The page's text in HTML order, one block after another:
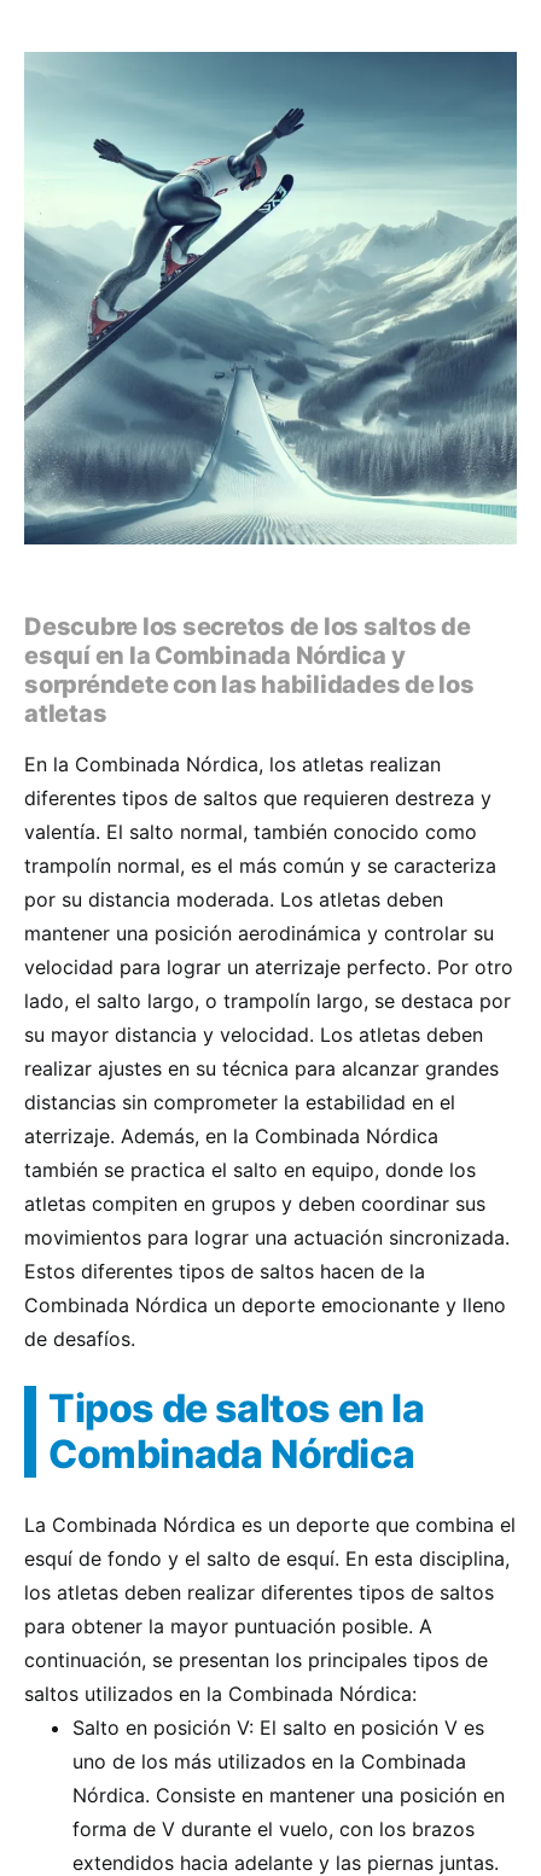
Descubre los secretos de los saltos de
esquí en la Combinada Nórdica y
sorpréndete con las habilidades de los
atletas
En la Combinada Nórdica, los atletas realizan
diferentes tipos de saltos que requieren destreza y
valentía. El salto normal, también conocido como
trampolín normal, es el más común y se caracteriza
por su distancia moderada. Los atletas deben
mantener una posición aerodinámica y controlar su
velocidad para lograr un aterrizaje perfecto. Por otro
lado, el salto largo, o trampolín largo, se destaca por
su mayor distancia y velocidad. Los atletas deben
realizar ajustes en su técnica para alcanzar grandes
distancias sin comprometer la estabilidad en el
aterrizaje. Además, en la Combinada Nórdica
también se practica el salto en equipo, donde los
atletas compiten en grupos y deben coordinar sus
movimientos para lograr una actuación sincronizada.
Estos diferentes tipos de saltos hacen de la
Combinada Nórdica un deporte emocionante y lleno
de desafíos.
Tipos de saltos en la
Combinada Nórdica
La Combinada Nórdica es un deporte que combina el
esquí de fondo y el salto de esquí. En esta disciplina,
los atletas deben realizar diferentes tipos de saltos
para obtener la mayor puntuación posible. A
continuación, se presentan los principales tipos de
saltos utilizados en la Combinada Nórdica:
Salto en posición V: El salto en posición V es
uno de los más utilizados en la Combinada
Nórdica. Consiste en mantener una posición en
forma de V durante el vuelo, con los brazos
extendidos hacia adelante y las piernas juntas.